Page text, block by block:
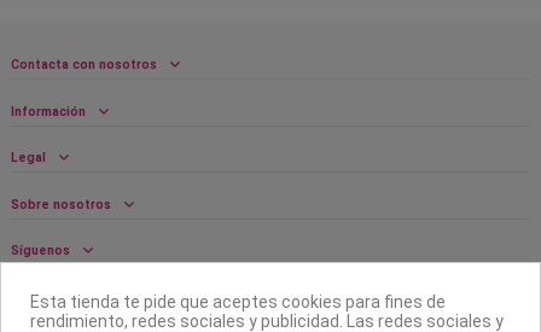
Contacta con nosotros
Información
Legal
Sobre nosotros
Síguenos
Boletín
Esta tienda te pide que aceptes cookies para fines de
rendimiento, redes sociales y publicidad. Las redes sociales y